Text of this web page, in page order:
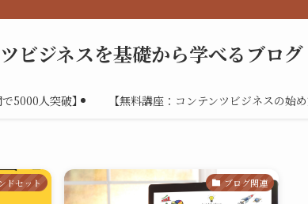
ビジネスを基礎から学べるブログ
で5000人突破】 【無料講座：コンテンツビジネスの始
ドセット ブログ関連